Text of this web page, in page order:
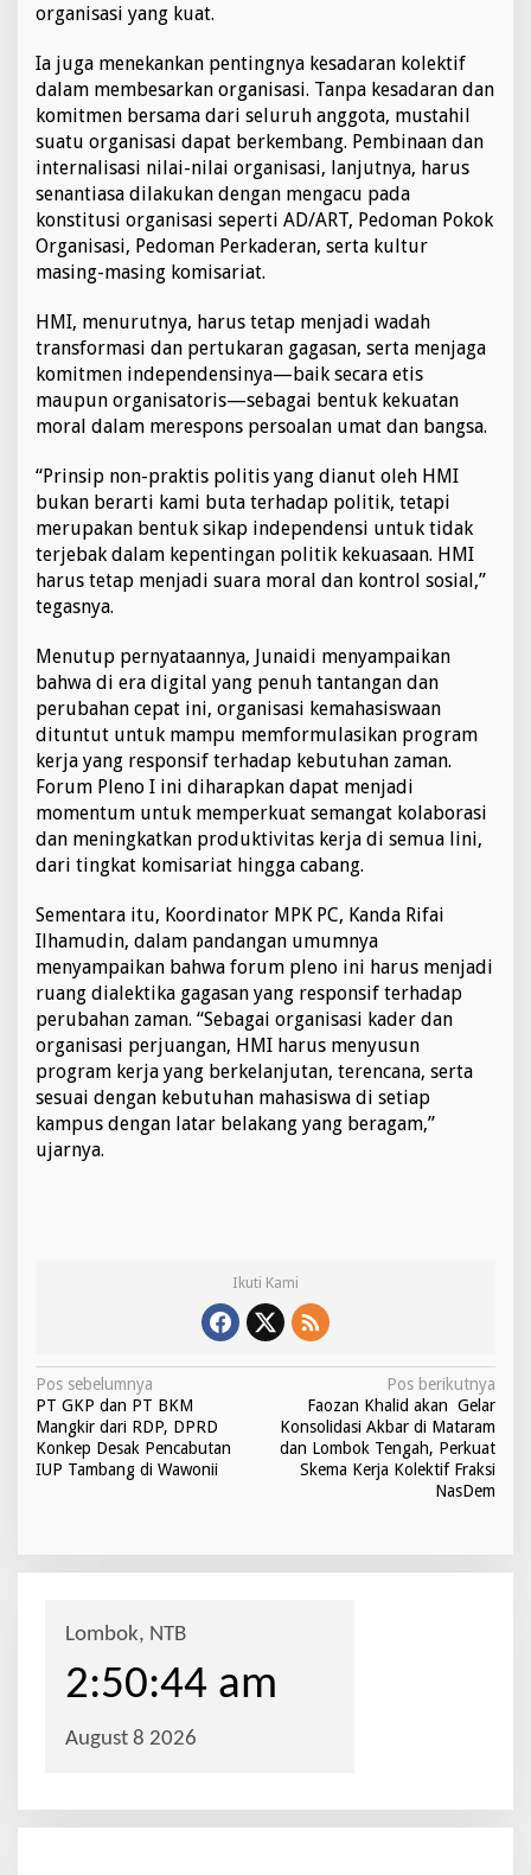
s
organisasi yang kuat.
Ia juga menekankan pentingnya kesadaran kolektif
dalam membesarkan organisasi. Tanpa kesadaran dan
komitmen bersama dari seluruh anggota, mustahil
suatu organisasi dapat berkembang. Pembinaan dan
internalisasi nilai-nilai organisasi, lanjutnya, harus
senantiasa dilakukan dengan mengacu pada
konstitusi organisasi seperti AD/ART, Pedoman Pokok
Organisasi, Pedoman Perkaderan, serta kultur
masing-masing komisariat.
HMI, menurutnya, harus tetap menjadi wadah
transformasi dan pertukaran gagasan, serta menjaga
komitmen independensinya—baik secara etis
maupun organisatoris—sebagai bentuk kekuatan
moral dalam merespons persoalan umat dan bangsa.
“Prinsip non-praktis politis yang dianut oleh HMI
bukan berarti kami buta terhadap politik, tetapi
merupakan bentuk sikap independensi untuk tidak
terjebak dalam kepentingan politik kekuasaan. HMI
harus tetap menjadi suara moral dan kontrol sosial,”
tegasnya.
Menutup pernyataannya, Junaidi menyampaikan
bahwa di era digital yang penuh tantangan dan
perubahan cepat ini, organisasi kemahasiswaan
dituntut untuk mampu memformulasikan program
kerja yang responsif terhadap kebutuhan zaman.
Forum Pleno I ini diharapkan dapat menjadi
momentum untuk memperkuat semangat kolaborasi
dan meningkatkan produktivitas kerja di semua lini,
dari tingkat komisariat hingga cabang.
Sementara itu, Koordinator MPK PC, Kanda Rifai
Ilhamudin, dalam pandangan umumnya
menyampaikan bahwa forum pleno ini harus menjadi
ruang dialektika gagasan yang responsif terhadap
perubahan zaman. “Sebagai organisasi kader dan
organisasi perjuangan, HMI harus menyusun
program kerja yang berkelanjutan, terencana, serta
sesuai dengan kebutuhan mahasiswa di setiap
kampus dengan latar belakang yang beragam,”
ujarnya.
Ikuti Kami
N
a
v
Pos sebelumnya
PT GKP dan PT BKM
Mangkir dari RDP, DPRD
Konkep Desak Pencabutan
IUP Tambang di Wawonii
Pos berikutnya
Faozan Khalid akan Gelar
Konsolidasi Akbar di Mataram
dan Lombok Tengah, Perkuat
Skema Kerja Kolektif Fraksi
NasDem